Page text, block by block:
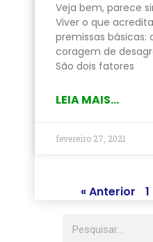
Veja bem, parece
Viver o que
premissas
coragem de
São dois fatores
LEIA MAIS...
fevereiro 27, 2021
« Anterior 1